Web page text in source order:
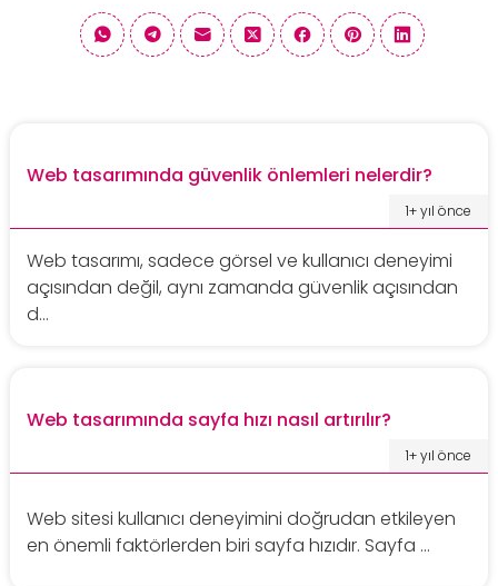
Web tasarımında güvenlik önlemleri nelerdir?
1+ yıl önce
Web tasarımı, sadece görsel ve kullanıcı deneyimi
açısından değil, aynı zamanda güvenlik açısından
d...
Web tasarımında sayfa hızı nasıl artırılır?
1+ yıl önce
Web sitesi kullanıcı deneyimini doğrudan etkileyen
en önemli faktörlerden biri sayfa hızıdır. Sayfa ...